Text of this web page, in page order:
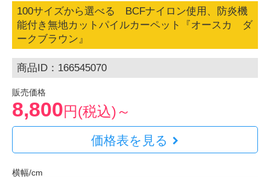
100サイズから選べる BCFナイロン使用、防炎機
能付き無地カットパイルカーペット『オースカ ダ
ークブラウン』
商品ID：166545070
販売価格
8,800円(税込)～
価格表を見る
横幅/cm